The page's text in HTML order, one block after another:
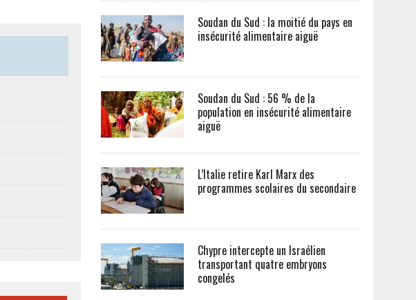
Soudan du Sud : la moitié du pays en
insécurité alimentaire aiguë
Soudan du Sud : 56 % de la
population en insécurité alimentaire
aiguë
L’Italie retire Karl Marx des
programmes scolaires du secondaire
Chypre intercepte un Israélien
transportant quatre embryons
congelés